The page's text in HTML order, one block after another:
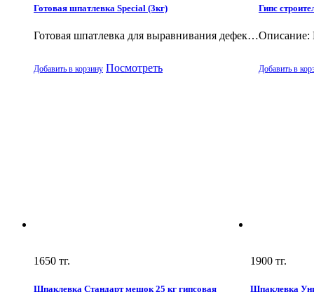
Готовая шпатлевка Special (3кг)
Готовая шпатлевка для выравнивания дефек…
Добавить в корзину Посмотреть
Гипс
Описание:
Добавить в
1650 тг.
Шпаклевка Стандарт мешок 25 кг гипсовая
1900 тг.
Шпаклевка